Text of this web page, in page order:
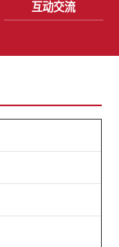
互动交流